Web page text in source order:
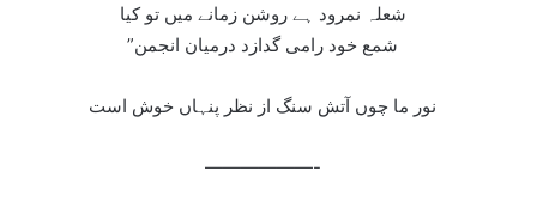
شعلہ نمرود ہے روشن زمانے ميں تو کيا
”شمع خود رامی گدازد درميان انجمن
نور ما چوں آتش سنگ از نظر پنہاں خوش است
——————-